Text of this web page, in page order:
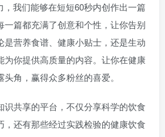
我们能够在短短60秒内创作出一篇
一篇都充满了创意和个性，让你告别
是营养食谱、健康小贴士，还是生动
为你提供高质量的内容。让你在健康
角，赢得众多粉丝的喜爱。
识共享的平台，不仅分享科学的饮食
，还有那些经过实践检验的健康饮食